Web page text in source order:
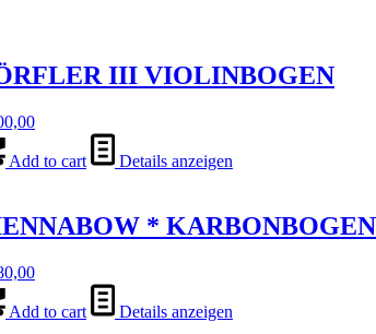
III VIOLINBOGEN
Add to cart Details anzeigen
*
Add to cart Details anzeigen